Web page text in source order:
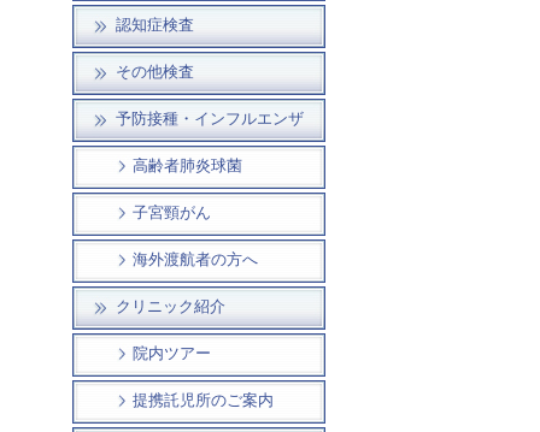
認知症検査
その他検査
予防接種・インフルエンザ
高齢者肺炎球菌
子宮頸がん
海外渡航者の方へ
クリニック紹介
院内ツアー
提携託児所のご案内